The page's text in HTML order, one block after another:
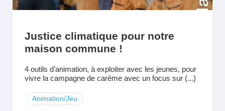
Justice climatique pour notre
maison commune !
4 outils d’animation, à exploiter avec les jeunes, pour
vivre la campagne de carême avec un focus sur (...)
Animation/Jeu